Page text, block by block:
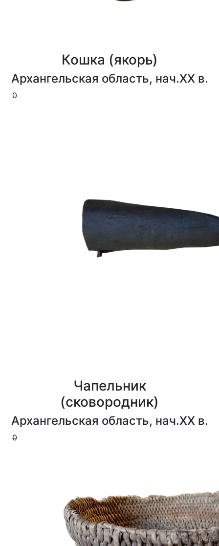
Кошка (якорь)
Архангельская область, нач.XX в.
0
Чапельник
(сковородник)
Архангельская область, нач.XX в.
0